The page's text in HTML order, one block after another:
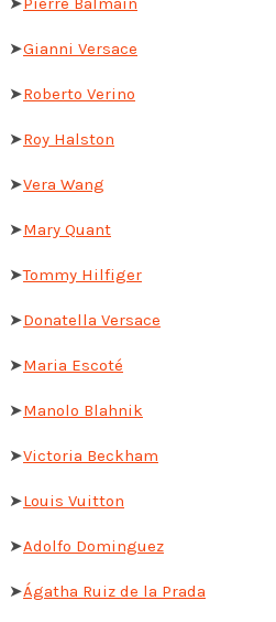
➤Gianni Versace
➤Roberto Verino
➤Roy Halston
➤Vera Wang
➤Mary Quant
➤Tommy Hilfiger
➤Donatella Versace
➤Maria Escoté
➤Manolo Blahnik
➤Victoria Beckham
➤Louis Vuitton
➤Adolfo Dominguez
➤Ágatha Ruiz de la Prada